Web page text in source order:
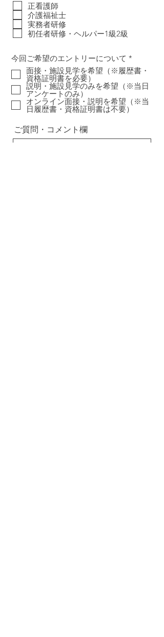
目
正看護師
介護福祉士
実務者研修
初任者研修・ヘルパー1級2級
今回ご希望のエントリーについて *
須
項
目
面接・施設見学を希望（※履歴書・
資格証明書を必要）
説明・施設見学のみを希望（※当日
アンケートのみ）
オンライン面接・説明を希望（※当
日履歴書・資格証明書は不要）
ご質問・コメント欄